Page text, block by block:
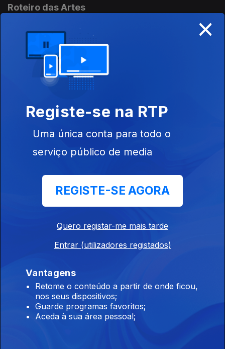
Roteiro das Artes
Roteiro das Artes
01 dez. 2025
Roteiro das Artes
28 nov. 2025
Roteiro das Artes
27 nov. 2025
Roteiro das Artes
21 nov. 2025
Roteiro das Artes
20 nov. 2025
×
Registe-se na RTP
Uma única conta para todo o
serviço público de media
REGISTE-SE AGORA
Quero registar-me mais tarde
Entrar (utilizadores registados)
Vantagens
Retome o conteúdo a partir de onde ficou,
nos seus dispositivos;
Guarde programas favoritos;
Aceda à sua área pessoal;